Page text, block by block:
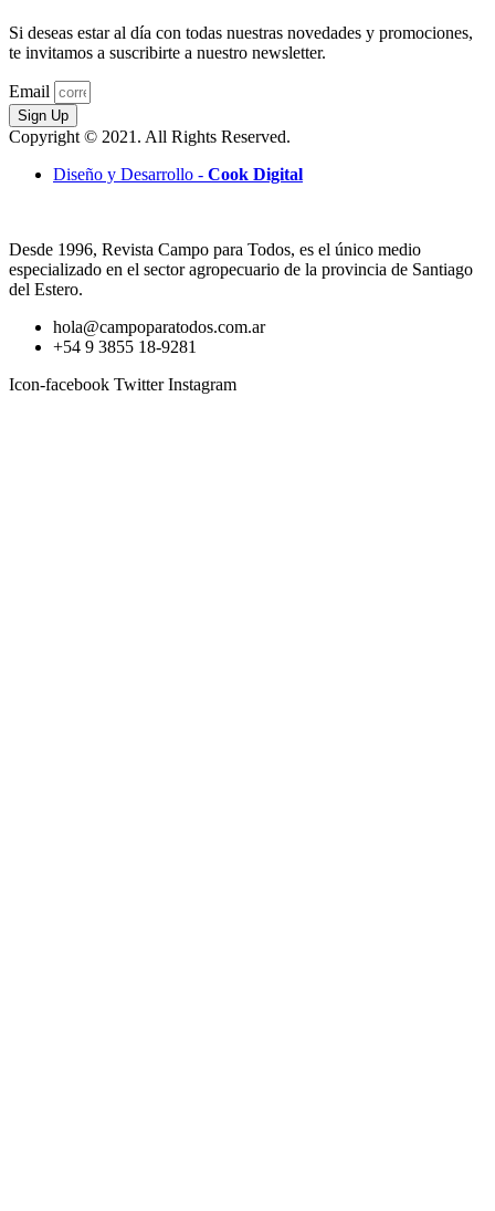
Si deseas estar al día con todas nuestras novedades y promociones,
te invitamos a suscribirte a nuestro newsletter.
Email
Sign Up
Copyright © 2021. All Rights Reserved.
Diseño y Desarrollo - Cook Digital
Desde 1996, Revista Campo para Todos, es el único medio
especializado en el sector agropecuario de la provincia de Santiago
del Estero.
hola@campoparatodos.com.ar
+54 9 3855 18-9281
Icon-facebook Twitter Instagram